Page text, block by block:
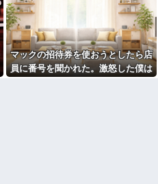
レークでいいかな？
【闇】『強度行動障害』の女
の子、自分をグーパンしまくる
【悲報】X「アスペの検査した
結果wwwwwwwww」
祖母が農具をしまっている倉
庫の鍵を、私が無くしたと思っ
マックの招待券を使おうとしたら店
員に番号を聞かれた。激怒した僕は